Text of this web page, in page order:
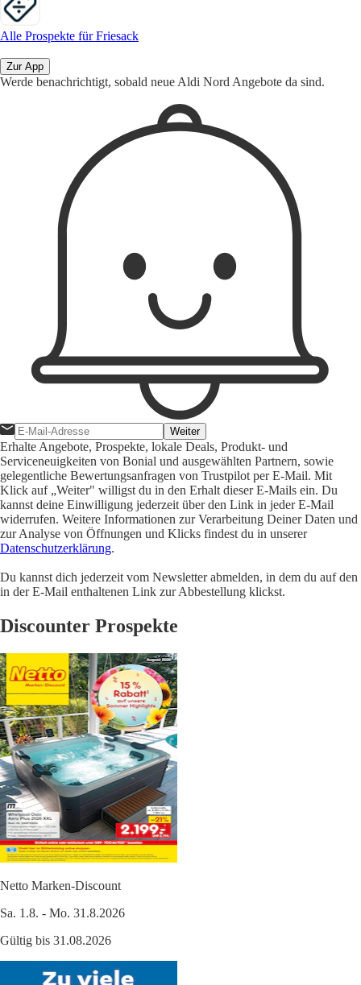
Alle Prospekte für Friesack
Zur App
Werde benachrichtigt, sobald neue Aldi Nord Angebote da sind.
Weiter
Erhalte Angebote, Prospekte, lokale Deals, Produkt- und
Serviceneuigkeiten von Bonial und ausgewählten Partnern, sowie
gelegentliche Bewertungsanfragen von Trustpilot per E-Mail. Mit
Klick auf „Weiter" willigst du in den Erhalt dieser E-Mails ein. Du
kannst deine Einwilligung jederzeit über den Link in jeder E-Mail
widerrufen. Weitere Informationen zur Verarbeitung Deiner Daten und
zur Analyse von Öffnungen und Klicks findest du in unserer
Datenschutzerklärung.
Du kannst dich jederzeit vom Newsletter abmelden, in dem du auf den
in der E-Mail enthaltenen Link zur Abbestellung klickst.
Discounter Prospekte
Netto Marken-Discount
Sa. 1.8. - Mo. 31.8.2026
Gültig bis 31.08.2026